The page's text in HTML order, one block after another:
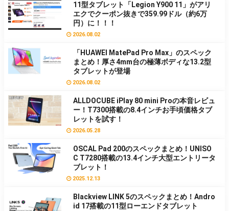
11型タブレット「Legion Y900 11」がアリ
エクでクーポン抜きで359.99ドル（約6万
円）に！！！
2026.08.02
「HUAWEI MatePad Pro Max」のスペック
まとめ！厚さ4mm台の極薄ボディな13.2型
タブレットが登場
2026.08.02
ALLDOCUBE iPlay 80 mini Proの本音レビュ
ー！T7300搭載の8.4インチお手頃価格タブ
レットを試す！
2026.05.28
OSCAL Pad 200のスペックまとめ！UNISO
C T7280搭載の13.4インチ大型エントリータ
ブレット！
2025.12.13
Blackview LINK 5のスペックまとめ！Andro
id 17搭載の11型ローエンドタブレット